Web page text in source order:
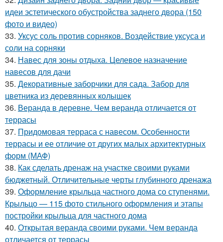
идеи эстетического обустройства заднего двора (150
фото и видео)
33. Уксус соль против сорняков. Воздействие уксуса и
соли на сорняки
34. Навес для зоны отдыха. Целевое назначение
навесов для дачи
35. Декоративные заборчики для сада. Забор для
цветника из деревянных колышек
36. Веранда в деревне. Чем веранда отличается от
террасы
37. Придомовая терраса с навесом. Особенности
террасы и ее отличие от других малых архитектурных
форм (МАФ)
38. Как сделать дренаж на участке своими руками
бюджетный. Отличительные черты глубинного дренажа
39. Оформление крыльца частного дома со ступенями.
Крыльцо — 115 фото стильного оформления и этапы
постройки крыльца для частного дома
40. Открытая веранда своими руками. Чем веранда
отличается от террасы